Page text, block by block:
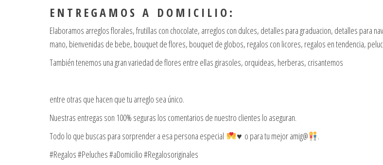
E N T R E G A M O S A D O M I C I L I O :
Elaboramos arreglos florales, frutillas con chocolate, arreglos con dulces, detalles para graduacion, detalles para
mano, bienvenidas de bebe, bouquet de flores, bouquet de globos, regalos con licores, regalos en tendencia,
También tenemos una gran variedad de flores entre ellas girasoles, orquideas, herberas, crisantemos
entre otras que hacen que tu arreglo sea único.
Nuestras entregas son 100% seguras los comentarios de nuestro clientes lo aseguran.
Todo lo que buscas para sorprender a esa persona especial
♥️ o para tu mejor amig@
.
#Regalos #Peluches #aDomicilio #Regalosoriginales